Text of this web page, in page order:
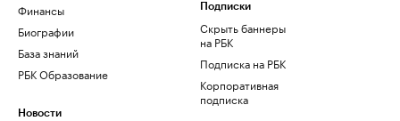
Финансы
Биографии
База знаний
РБК Образование
Новости
Подписки
Скрыть баннеры
на РБК
Подписка на РБК
Корпоративная
подписка